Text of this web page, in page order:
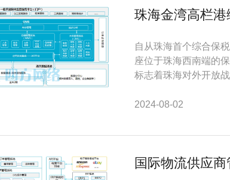
珠海金湾高栏
自从珠海首个综合保
座位于珠海西南端的
标志着珠海对外开放
2024-08-02
国际物流供应